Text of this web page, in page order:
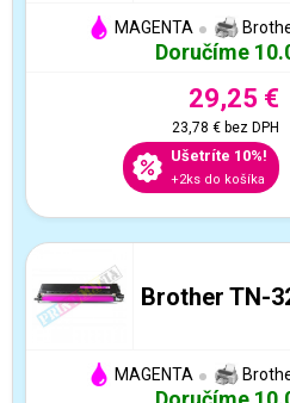
MAGENTA
Doručíme
29,25 €
23,78 €bez DPH
Ušetríte 10%!
+2ks do košíka
Brother TN-
MAGENTA